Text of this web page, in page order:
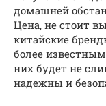
домашней
Цена, не стоит
китайские
более
них будет не
надежны и